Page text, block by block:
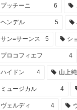
プッチーニ 6
ヘンデル 5
サン=サーンス 5 シ
プロコフィエフ 4
ハイドン 4 山上
ミュージカル 4
ヴェルディ 4